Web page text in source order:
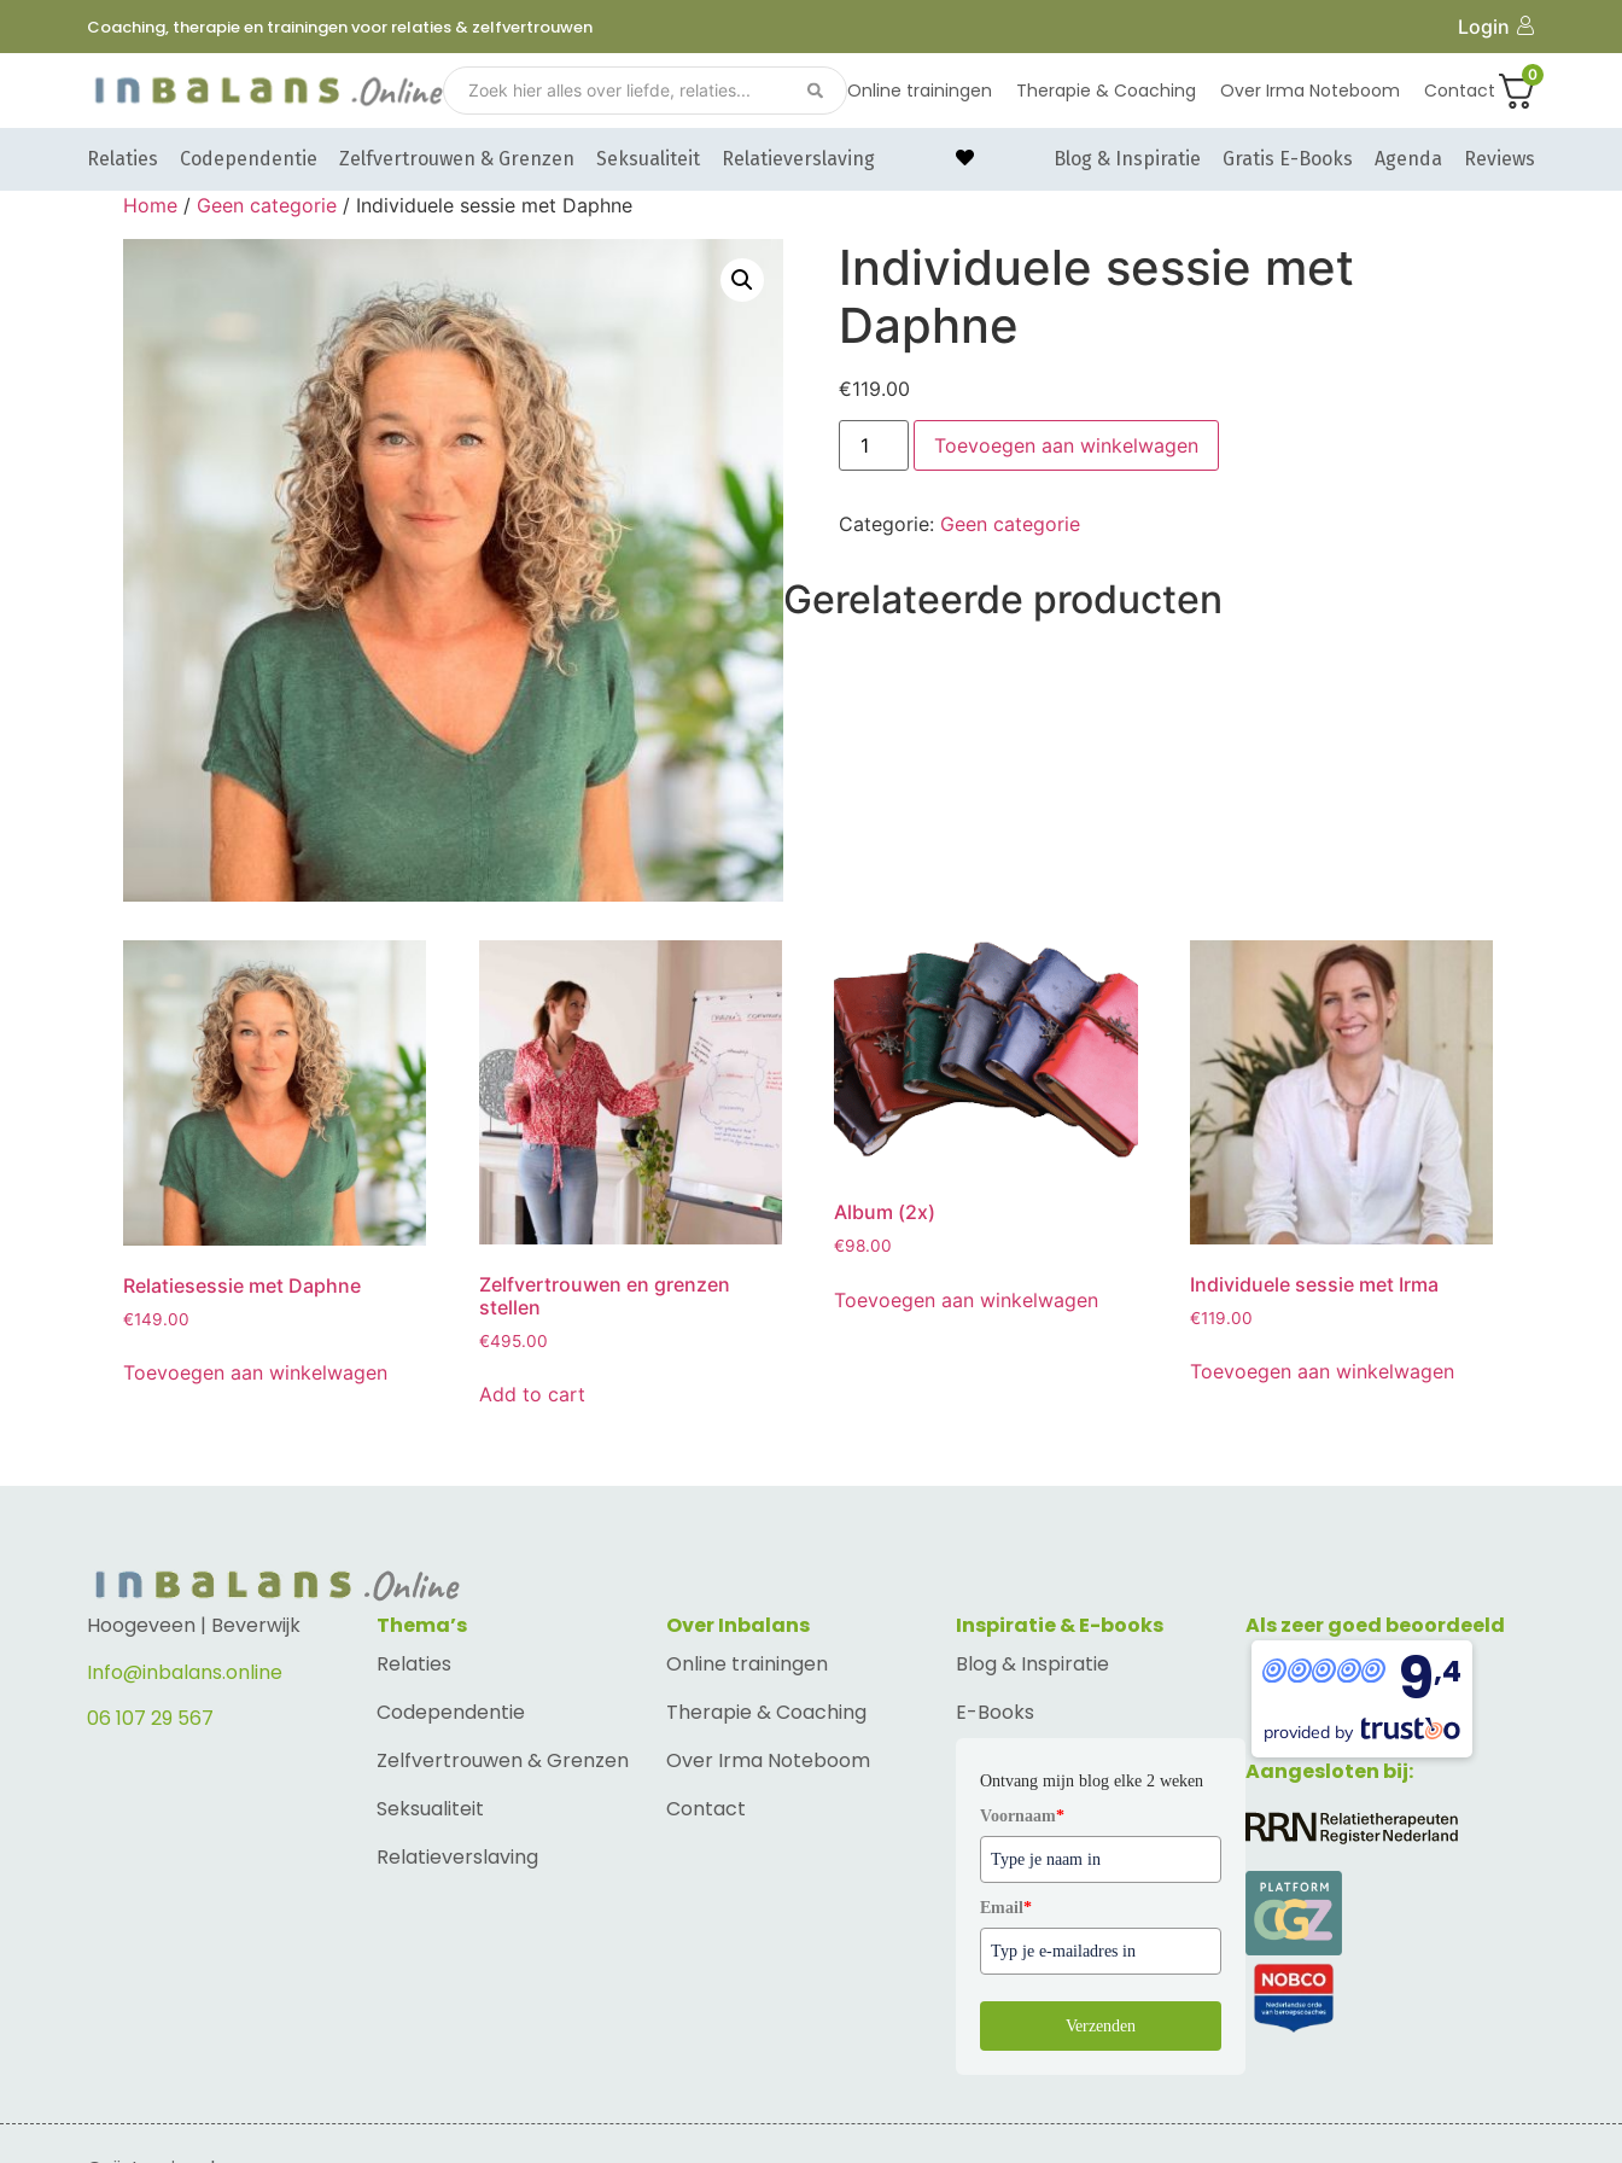
Coaching, therapie en trainingen voor relaties & zelfvertrouwen Login
Online trainingen Therapie & Coaching Over Irma Noteboom Contact
0
Relaties Codependentie Zelfvertrouwen & Grenzen Seksualiteit Relatieverslaving Blog & Inspiratie Gratis E-Books Agenda Reviews
Home / Geen categorie / Individuele sessie met Daphne
Individuele sessie met
Daphne
€119.00
Toevoegen aan winkelwagen
Categorie: Geen categorie
Gerelateerde producten
Relatiesessie met Daphne
€149.00
Toevoegen aan winkelwagen
Zelfvertrouwen en grenzen
stellen
€495.00
Add to cart
Album (2x)
€98.00
Toevoegen aan winkelwagen
Individuele sessie met Irma
€119.00
Toevoegen aan winkelwagen
Hoogeveen | Beverwijk
Info@inbalans.online
06 107 29 567
Thema’s
Relaties
Codependentie
Zelfvertrouwen & Grenzen
Seksualiteit
Relatieverslaving
Over Inbalans
Online trainingen
Therapie & Coaching
Over Irma Noteboom
Contact
Inspiratie & E-books
Blog & Inspiratie
E-Books
Ontvang mijn blog elke 2 weken
Voornaam*
Email*
Verzenden
Als zeer goed beoordeeld
9,4
provided by
Aangesloten bij: